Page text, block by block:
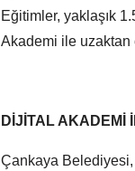
Eğitimler, yaklaşık
Akademi ile uzaktan
DİJİTAL AKADEMİ
Çankaya Belediyesi,